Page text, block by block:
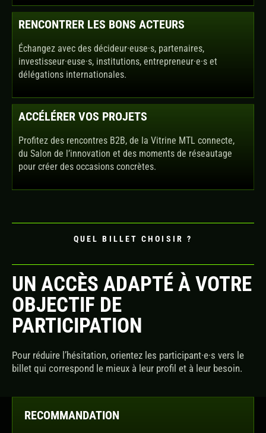
RENCONTRER LES BONS ACTEURS
Échangez avec des décideur·euse·s, partenaires,
investisseur·euse·s, institutions, entrepreneur·e·s et
délégations internationales.
ACCÉLÉRER VOS PROJETS
Profitez des rencontres B2B, de la Vitrine MTL connecte,
du Salon de l’innovation et des moments de réseautage
pour créer des occasions concrètes.
QUEL BILLET CHOISIR ?
UN ACCÈS ADAPTÉ À VOTRE
OBJECTIF DE
PARTICIPATION
Pour réduire l’hésitation, orientez les participant·e·s vers le
billet qui correspond le mieux à leur profil et à leur besoin.
RECOMMANDATION